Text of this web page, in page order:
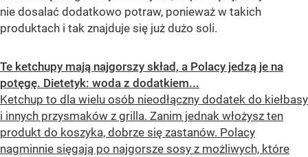
nie dosalać dodatkowo potraw, ponieważ w takich
produktach i tak znajduje się już dużo soli.
Te ketchupy mają najgorszy skład, a Polacy jedzą je na
potęgę. Dietetyk: woda z dodatkiem...
Ketchup to dla wielu osób nieodłączny dodatek do kiełbasy
i innych przysmaków z grilla. Zanim jednak włożysz ten
produkt do koszyka, dobrze się zastanów. Polacy
nagminnie sięgają po najgorsze sosy z możliwych, które